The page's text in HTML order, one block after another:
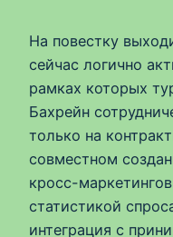
На повестку
сейчас логично
рамках которых
Бахрейн
только на
совместном
кросс-
статистикой
интеграция с